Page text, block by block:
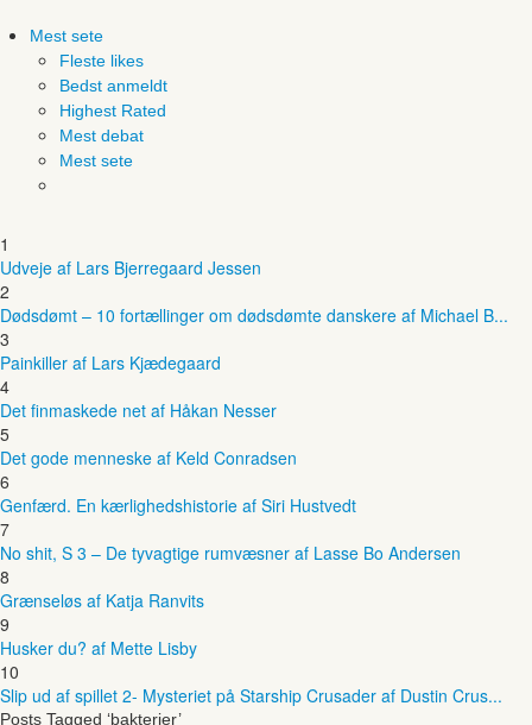
Mest sete
Fleste likes
Bedst anmeldt
Highest Rated
Mest debat
Mest sete
1
Udveje af Lars Bjerregaard Jessen
2
Dødsdømt – 10 fortællinger om dødsdømte danskere af Michael B...
3
Painkiller af Lars Kjædegaard
4
Det finmaskede net af Håkan Nesser
5
Det gode menneske af Keld Conradsen
6
Genfærd. En kærlighedshistorie af Siri Hustvedt
7
No shit, S 3 – De tyvagtige rumvæsner af Lasse Bo Andersen
8
Grænseløs af Katja Ranvits
9
Husker du? af Mette Lisby
10
Slip ud af spillet 2- Mysteriet på Starship Crusader af Dustin Crus...
Posts Tagged ‘bakterier’